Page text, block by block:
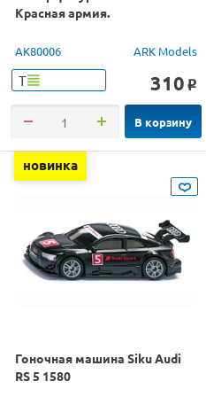
Красная армия.
AK80006 ARK Models
Т 310 o
В корзину
новинка
Гоночная машина Siku Audi
RS 5 1580